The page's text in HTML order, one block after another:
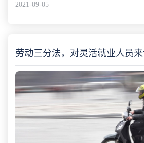
2021-09-05
劳动三分法，对灵活就业人员来